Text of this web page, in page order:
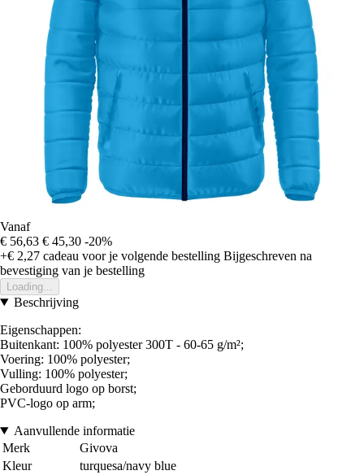
Vanaf
€ 56,63 € 45,30 -20%
+€ 2,27 cadeau voor je volgende bestelling Bijgeschreven na
bevestiging van je bestelling
Loading...
Beschrijving
Eigenschappen:
Buitenkant: 100% polyester 300T - 60-65 g/m²;
Voering: 100% polyester;
Vulling: 100% polyester;
Geborduurd logo op borst;
PVC-logo op arm;
Aanvullende informatie
Merk
Givova
Kleur
turquesa/navy blue